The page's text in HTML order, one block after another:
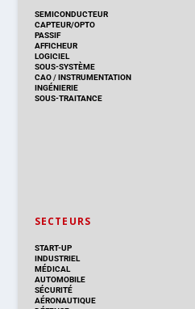
SEMICONDUCTEUR
CAPTEUR/OPTO
PASSIF
AFFICHEUR
LOGICIEL
SOUS-SYSTÈME
CAO/INSTRUMENTATION
INGÉNIERIE
SOUS-TRAITANCE
SECTEURS
START-UP
INDUSTRIEL
MÉDICAL
AUTOMOBILE
SÉCURITÉ
AÉRONAUTIQUE